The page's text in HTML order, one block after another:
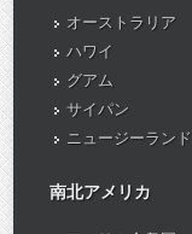
オーストラリア
ハワイ
グアム
サイパン
ニュージーランド
南北アメリカ